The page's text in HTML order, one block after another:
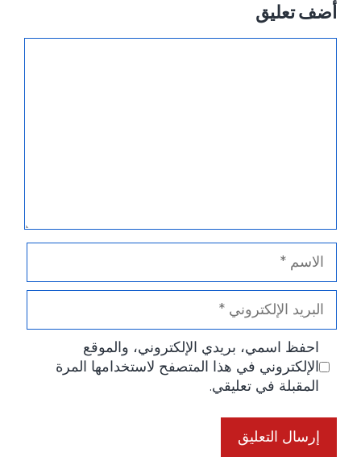
أضف تعليق
الاسم
البريد
الإلكتروني
احفظ اسمي، بريدي الإلكتروني، والموقع
الإلكتروني في هذا المتصفح لاستخدامها المرة
المقبلة في تعليقي.